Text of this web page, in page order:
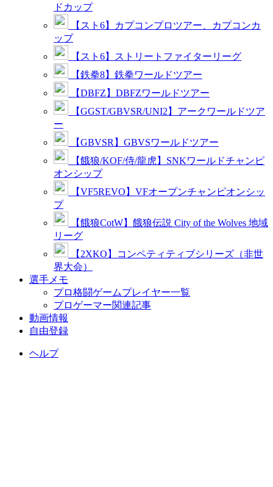
ドカップ
【スト6】カプコンプロツアー、カプコンカ
ップ
【スト6】ストリートファイターリーグ
【鉄拳8】鉄拳ワールドツアー
【DBFZ】DBFZワールドツアー
【GGST/GBVSR/UNI2】アークワールドツア
ー
【GBVSR】GBVSワールドツアー
【餓狼/KOF/侍/龍虎】SNKワールドチャンピ
オンシップ
【VF5REVO】VFオープンチャンピオンシッ
プ
【餓狼CotW】餓狼伝説 City of the Wolves 地域
リーグ
【2XKO】コンペティティブシリーズ（非世
界大会）
選手メモ
プロ格闘ゲームプレイヤー一覧
プロゲーマー関連記事
動画情報
自由登録
ヘルプ